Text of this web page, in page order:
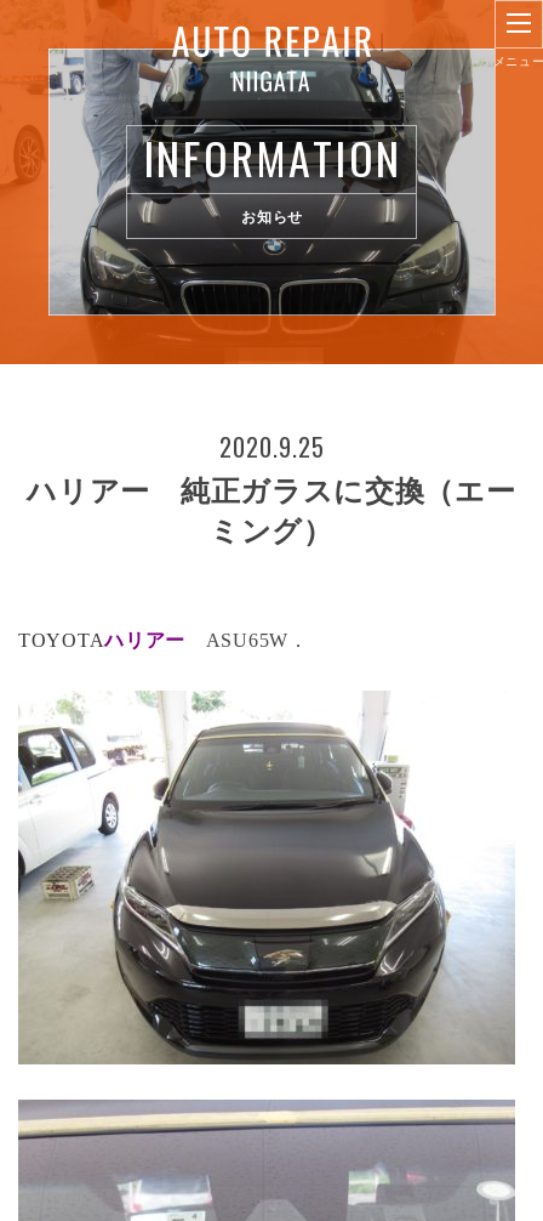
INFORMATION
お知らせ
2020.9.25
ハリアー 純正ガラスに交換（エー
ミング）
TOYOTAハリアー ASU65W．